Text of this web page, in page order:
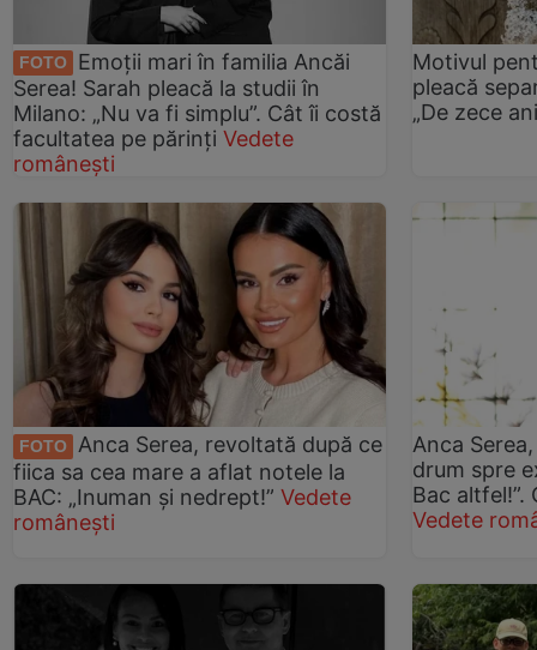
FOTO
Emoții mari în familia Ancăi
Serea! Sarah pleacă la studii în
Milano: „Nu va fi simplu”. Cât îi costă
facultatea pe părinți Vedete
românești
Motivul
pleacă
„De zece
FOTO
Anca Serea, revoltată după ce
fiica sa cea mare a aflat notele la
BAC: „Inuman și nedrept!” Vedete
românești
Anca
drum spre
Bac altfel!”.
Vedete